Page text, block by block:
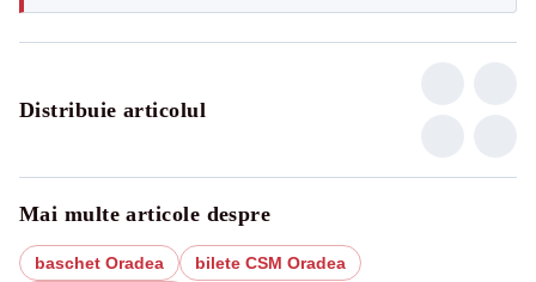
Distribuie articolul
Mai multe articole despre
baschet Oradea
bilete CSM Oradea